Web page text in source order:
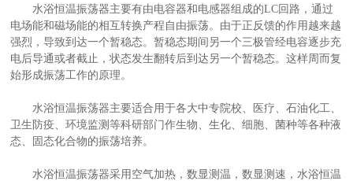
水浴恒温振荡器主要有由电容器和电感器组成的LC回路，通过
电场能和磁场能的相互转换产程自由振荡。由于正反馈的作用越来越
强烈，导致到达一个暂稳态。暂稳态期间另一个三极管经电容逐步充
电后导通或者截止，状态发生翻转后到达另一个暂稳态。这样周而复
始形成振荡工作的原理。
水浴恒温振荡器主要适合用于各大中专院校、医疗、石油化工、
卫生防疫、环境监测等科研部门作生物、生化、细胞、菌种等各种液
态、固态化合物的振荡培养。
水浴恒温振荡器采用空气加热，数显测温，数显测速，水浴恒温